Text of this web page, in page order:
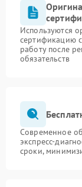
Используются
сертификацию
работу после
обязательств
Современное
экспресс-
сроки,